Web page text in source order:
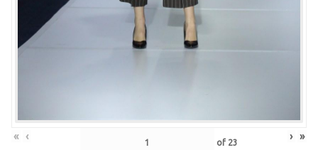
« ‹ of 23 › »